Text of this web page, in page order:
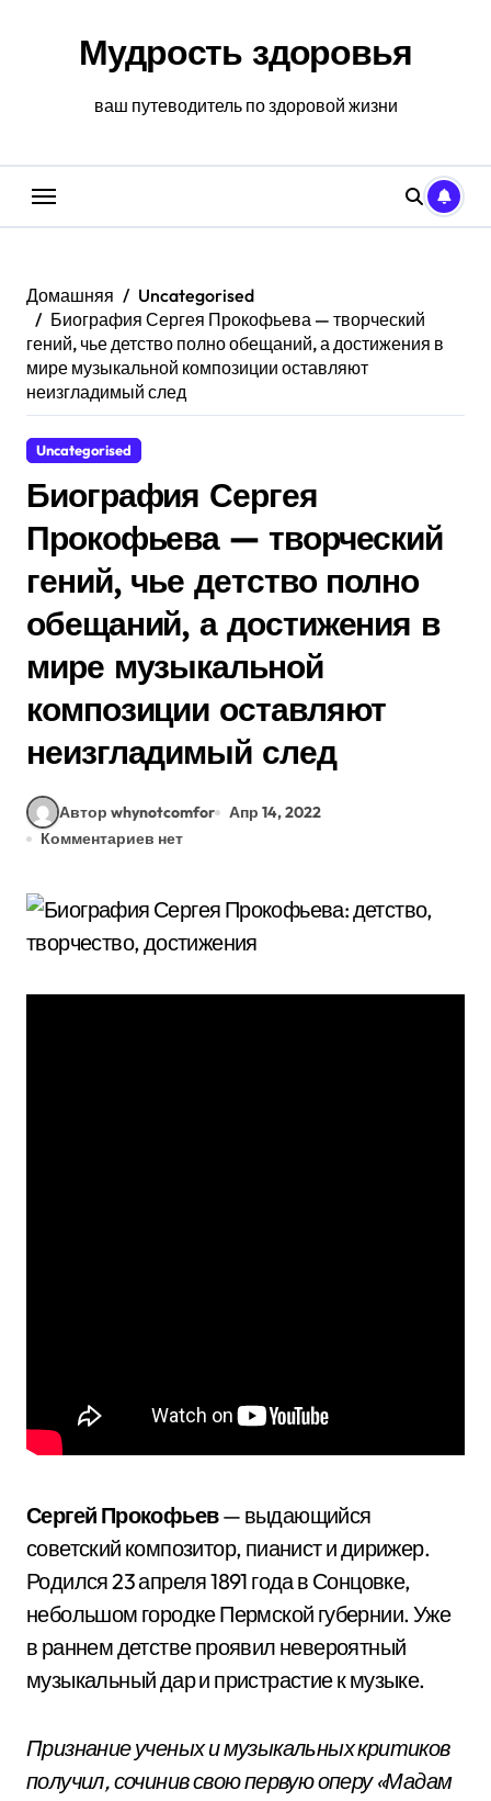
содержаниюМудрость здоровья
ваш путеводитель по здоровой жизни
Домашняя
Uncategorised
Биография Сергея Прокофьева — творческий
гений, чье детство полно обещаний, а достижения в
мире музыкальной композиции оставляют
неизгладимый след
Uncategorised
Биография Сергея
Прокофьева — творческий
гений, чье детство полно
обещаний, а достижения в
мире музыкальной
композиции оставляют
неизгладимый след
Автор whynotcomfor
Апр 14, 2022
Комментариев нет
Сергей Прокофьев— выдающийся
советский композитор, пианист и дирижер.
Родился 23 апреля 1891 года в Сонцовке,
небольшом городке Пермской губернии. Уже
в раннем детстве проявил невероятный
музыкальный дар и пристрастие к музыке.
Признание ученых и музыкальных критиков
получил, сочинив свою первую оперу «Мадам